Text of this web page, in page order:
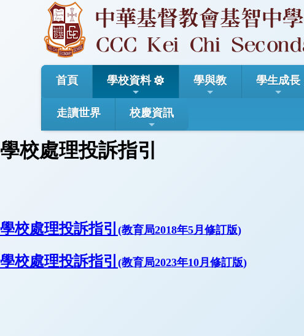
首頁 學校資料 學與教 學生成長
走讀世界 校慶資訊
學校處理投訴指引